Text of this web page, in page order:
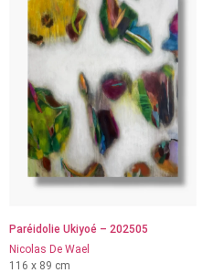
Paréidolie Ukiyoé – 202505
Nicolas De Wael
116 x 89 cm